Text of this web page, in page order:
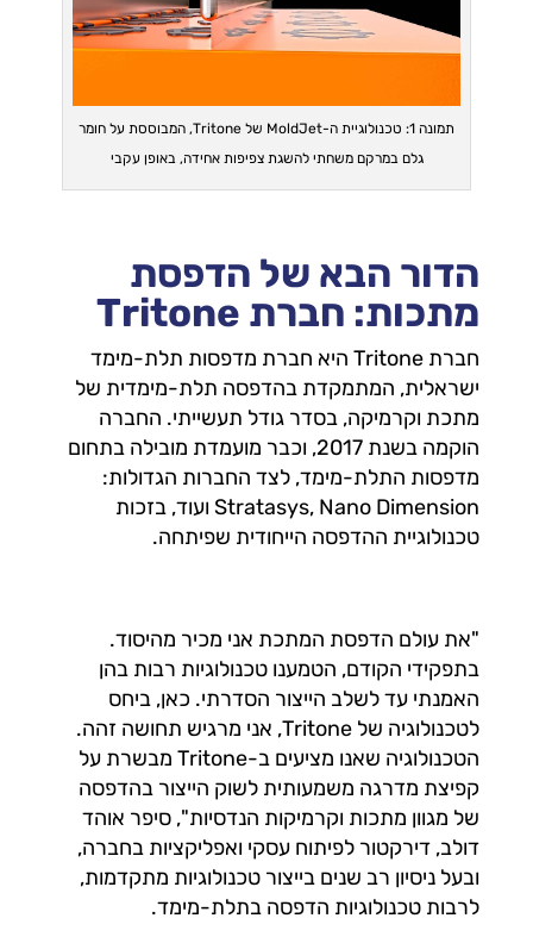
תמונה 1: טכנולוגיית ה-MoldJet של Tritone, המבוססת על חומר
גלם במרקם משחתי להשגת צפיפות אחידה, באופן עקבי
הדור הבא של הדפסת
מתכות: חברת Tritone
חברת Tritone היא חברת מדפסות תלת-מימד
ישראלית, המתמקדת בהדפסה תלת-מימדית של
מתכת וקרמיקה, בסדר גודל תעשייתי. החברה
הוקמה בשנת 2017, וכבר מועמדת מובילה בתחום
מדפסות התלת-מימד, לצד החברות הגדולות:
Stratasys, Nano Dimension ועוד, בזכות
טכנולוגיית ההדפסה הייחודית שפיתחה.
"את עולם הדפסת המתכת אני מכיר מהיסוד.
בתפקידי הקודם, הטמענו טכנולוגיות רבות בהן
האמנתי עד לשלב הייצור הסדרתי. כאן, ביחס
לטכנולוגיה של Tritone, אני מרגיש תחושה זהה.
הטכנולוגיה שאנו מציעים ב-Tritone מבשרת על
קפיצת מדרגה משמעותית לשוק הייצור בהדפסה
של מגוון מתכות וקרמיקות הנדסיות", סיפר אוהד
דולב, דירקטור לפיתוח עסקי ואפליקציות בחברה,
ובעל ניסיון רב שנים בייצור טכנולוגיות מתקדמות,
לרבות טכנולוגיות הדפסה בתלת-מימד.